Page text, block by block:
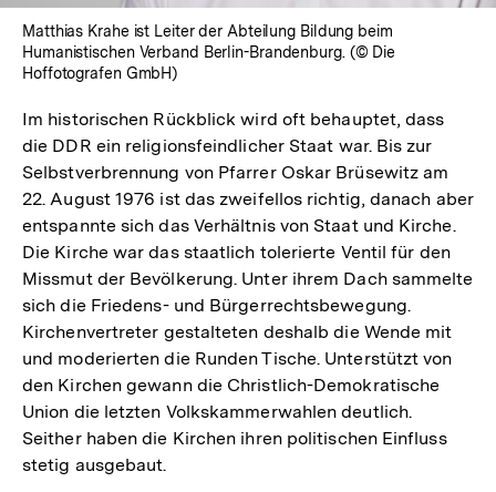
Matthias Krahe ist Leiter der Abteilung Bildung beim
Humanistischen Verband Berlin-Brandenburg. (© Die
Hoffotografen GmbH)
Im historischen Rückblick wird oft behauptet, dass
die DDR ein religionsfeindlicher Staat war. Bis zur
Selbstverbrennung von Pfarrer Oskar Brüsewitz am
22. August 1976 ist das zweifellos richtig, danach aber
entspannte sich das Verhältnis von Staat und Kirche.
Die Kirche war das staatlich tolerierte Ventil für den
Missmut der Bevölkerung. Unter ihrem Dach sammelte
sich die Friedens- und Bürgerrechtsbewegung.
Kirchenvertreter gestalteten deshalb die Wende mit
und moderierten die Runden Tische. Unterstützt von
den Kirchen gewann die Christlich-Demokratische
Union die letzten Volkskammerwahlen deutlich.
Seither haben die Kirchen ihren politischen Einfluss
stetig ausgebaut.